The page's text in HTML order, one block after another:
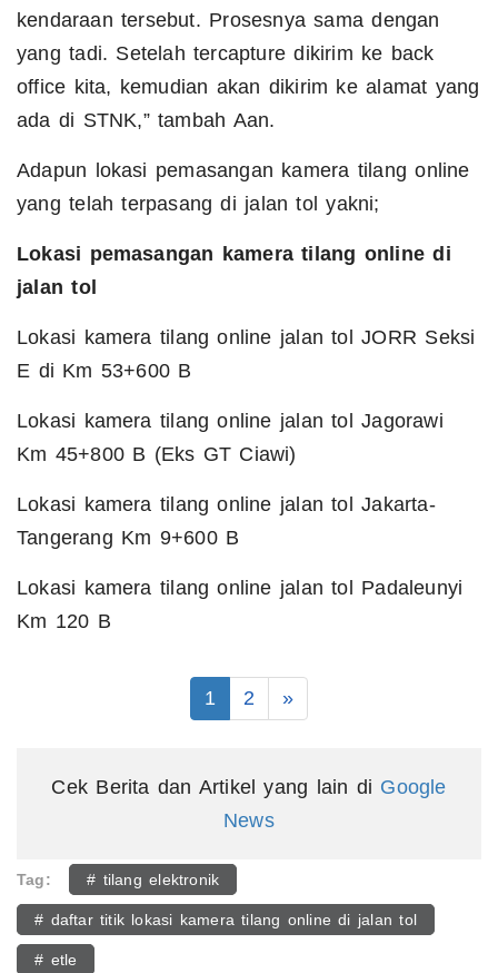
kendaraan tersebut. Prosesnya sama dengan
yang tadi. Setelah tercapture dikirim ke back
office kita, kemudian akan dikirim ke alamat yang
ada di STNK,” tambah Aan.
Adapun lokasi pemasangan kamera tilang online
yang telah terpasang di jalan tol yakni;
Lokasi pemasangan kamera tilang online di
jalan tol
Lokasi kamera tilang online jalan tol JORR Seksi
E di Km 53+600 B
Lokasi kamera tilang online jalan tol Jagorawi
Km 45+800 B (Eks GT Ciawi)
Lokasi kamera tilang online jalan tol Jakarta-
Tangerang Km 9+600 B
Lokasi kamera tilang online jalan tol Padaleunyi
Km 120 B
1 2 »
Cek Berita dan Artikel yang lain di Google
News
Tag: # tilang elektronik
# daftar titik lokasi kamera tilang online di jalan tol
# etle